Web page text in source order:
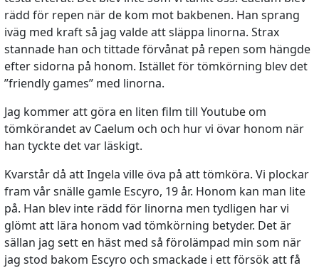
rädd för repen när de kom mot bakbenen. Han sprang
iväg med kraft så jag valde att släppa linorna. Strax
stannade han och tittade förvånat på repen som hängde
efter sidorna på honom. Istället för tömkörning blev det
”friendly games” med linorna.
Jag kommer att göra en liten film till Youtube om
tömkörandet av Caelum och och hur vi övar honom när
han tyckte det var läskigt.
Kvarstår då att Ingela ville öva på att tömköra. Vi plockar
fram vår snälle gamle Escyro, 19 år. Honom kan man lite
på. Han blev inte rädd för linorna men tydligen har vi
glömt att lära honom vad tömkörning betyder. Det är
sällan jag sett en häst med så förolämpad min som när
jag stod bakom Escyro och smackade i ett försök att få